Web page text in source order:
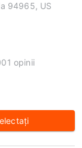
94965, US
opinii